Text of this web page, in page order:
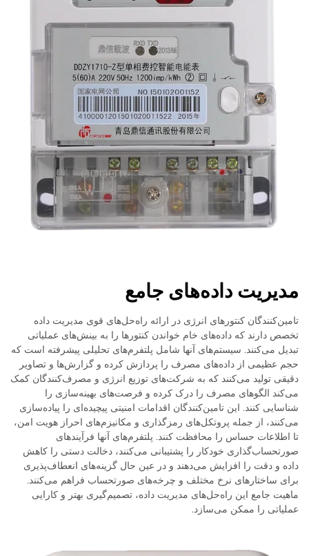
مدیریت داده‌های جامع
تامین‌کنندگان کنتورهای انرژی در ارائه راه‌حل‌های قوی مدیریت داده
تخصص دارند که داده‌های خام خواندن کنتورها را به بینش‌های عملیاتی
تبدیل می‌کنند. سیستم‌های آنها شامل پلتفرم‌های تحلیلی پیشرفته است که
حجم عظیمی از داده‌های مصرف را پردازش کرده و گزارش‌ها و تصاویر
دقیقی تولید می‌کنند که به شرکت‌های توزیع انرژی و مصرف‌کنندگان کمک
می‌کند الگوهای مصرف را درک کرده و فرصت‌های بهینه‌سازی را
شناسایی کنند. این تامین‌کنندگان اقدامات امنیتی پیچیده‌ای را پیاده‌سازی
می‌کنند، از جمله پروتکل‌های رمزگذاری و مکانیزم‌های احراز هویت امن،
تا اطلاعات حساس را محافظت کنند. پلتفرم‌های آنها فرآیندهای
صورتحساب‌گذاری خودکار را پشتیبانی می‌کنند، دخالت دستی را کاهش
داده و دقت را افزایش می‌دهند و در عین حال گزینه‌های انعطاف‌پذیری
برای ساختارهای نرخ مختلف و چرخه‌های صورتحساب فراهم می‌کنند.
ماهیت جامع این راه‌حل‌های مدیریت داده، تصمیم‌گیری بهتر و کارایی
عملیاتی را ممکن می‌سازد.